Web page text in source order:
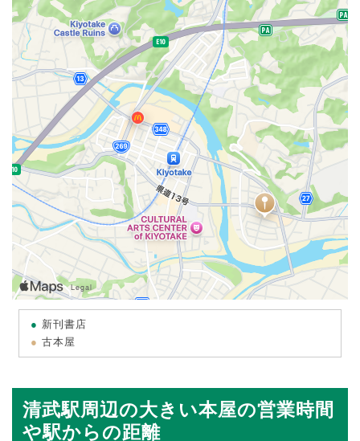
新刊書店
古本屋
清武駅周辺の大きい本屋の営業時間
や駅からの距離